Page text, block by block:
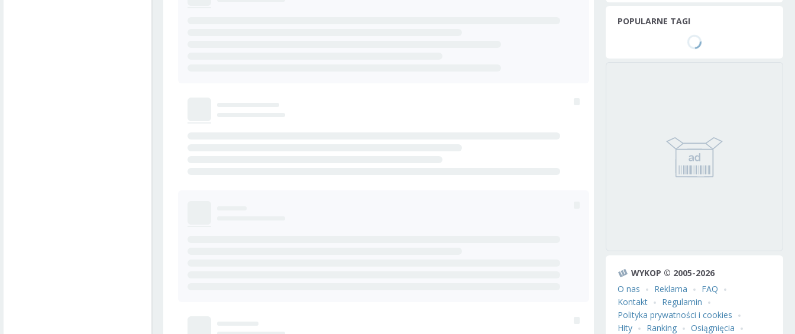
POPULARNE TAGI
WYKOP © 2005-2026
O nas
Reklama
FAQ
Kontakt
Regulamin
Polityka prywatności i cookies
Hity
Ranking
Osiągnięcia